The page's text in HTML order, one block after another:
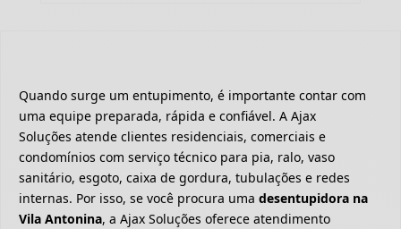
Quando surge um entupimento, é importante contar com
uma equipe preparada, rápida e confiável. A Ajax
Soluções atende clientes residenciais, comerciais e
condomínios com serviço técnico para pia, ralo, vaso
sanitário, esgoto, caixa de gordura, tubulações e redes
internas. Por isso, se você procura uma desentupidora na
Vila Antonina, a Ajax Soluções oferece atendimento